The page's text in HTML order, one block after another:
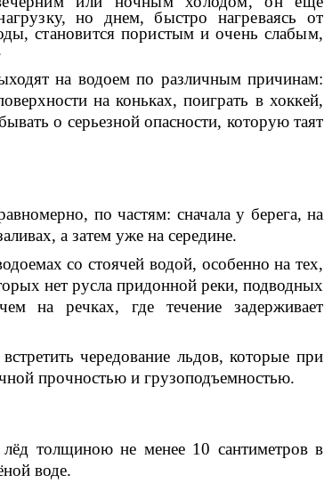
но днем, быстро нагреваясь от
становится пористым и очень слабым,
на водоем по различным причинам:
на коньках, поиграть в хоккей,
о серьезной опасности, которую таят
по частям: сначала у берега, на
а затем уже на середине.
со стоячей водой, особенно на тех,
нет русла придонной реки, подводных
на речках, где течение задерживает
чередование льдов, которые при
прочностью и грузоподъемностью.
лёд толщиною не менее 10 сантиметров в
воде.